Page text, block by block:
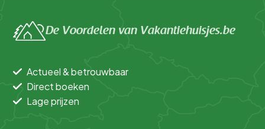
De Voordelen van Vakantiehuisjes.be
Actueel & betrouwbaar
Direct boeken
Lage prijzen